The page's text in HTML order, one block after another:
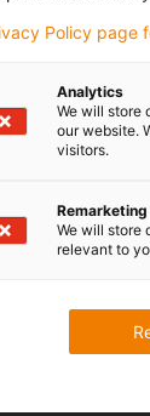
Policy page
Analytics
We will store
our website.
visitors.
Remarketing
We will store
relevant to